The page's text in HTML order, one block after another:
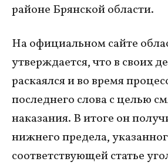
районе Брянской области.
На официальном сайте
утверждается, что в своих
раскаялся и во время
последнего слова с целью
наказания. В итоге он
нижнего предела,
соответствующей статье